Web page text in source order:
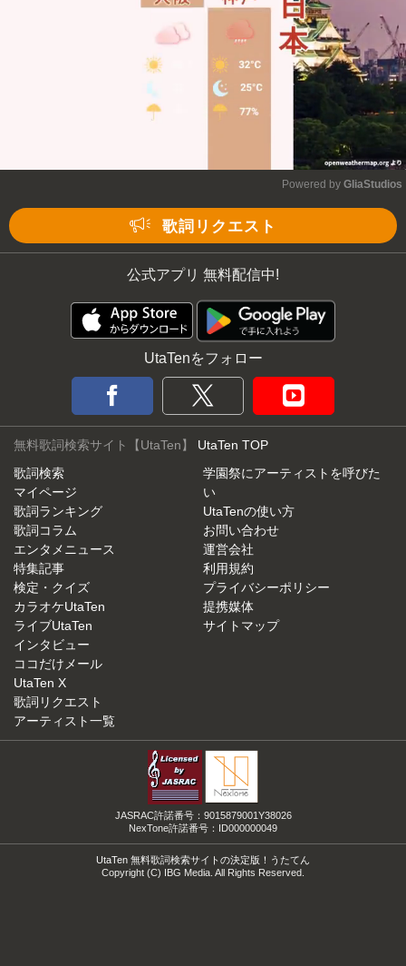
Powered by GliaStudios
歌詞リクエスト
公式アプリ 無料配信中!
UtaTenをフォロー
無料歌詞検索サイト【UtaTen】 UtaTen TOP
歌詞検索
マイページ
歌詞ランキング
歌詞コラム
エンタメニュース
特集記事
検定・クイズ
カラオケUtaTen
ライブUtaTen
インタビュー
ココだけメール
UtaTen X
歌詞リクエスト
アーティスト一覧
学園祭にアーティストを呼びた
い
UtaTenの使い方
お問い合わせ
運営会社
利用規約
プライバシーポリシー
提携媒体
サイトマップ
JASRAC許諾番号：9015879001Y38026
NexTone許諾番号：ID000000049
UtaTen 無料歌詞検索サイトの決定版！うたてん
Copyright (C) IBG Media. All Rights Reserved.